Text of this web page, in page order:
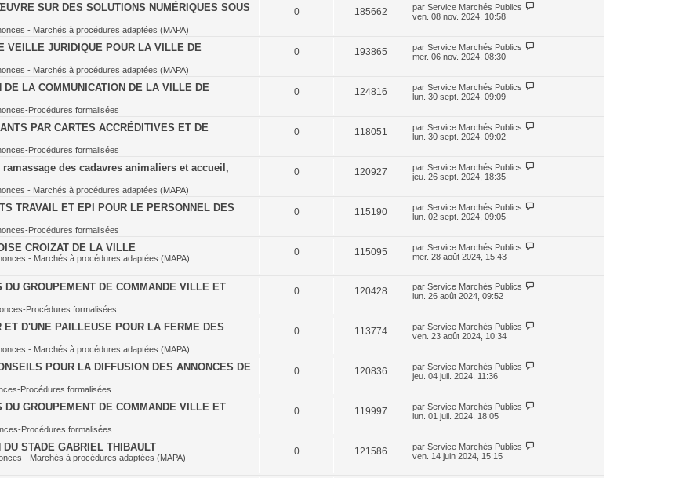
SUR DES SOLUTIONS NUMÉRIQUES SOUS
- Marchés à procédures adaptées (MAPA)
0 185662 par Service Marchés Publics
ven. 08 nov. 2024, 10:58
VEILLE JURIDIQUE POUR LA VILLE DE
- Marchés à procédures adaptées (MAPA)
0 193865 par Service Marchés Publics
mer. 06 nov. 2024, 08:30
LA COMMUNICATION DE LA VILLE DE
Procédures formalisées
0 124816 par Service Marchés Publics
lun. 30 sept. 2024, 09:09
PAR CARTES ACCRÉDITIVES ET DE
Procédures formalisées
0 118051 par Service Marchés Publics
lun. 30 sept. 2024, 09:02
des cadavres animaliers et accueil,
- Marchés à procédures adaptées (MAPA)
0 120927 par Service Marchés Publics
jeu. 26 sept. 2024, 18:35
TRAVAIL ET EPI POUR LE PERSONNEL DES
Procédures formalisées
0 115190 par Service Marchés Publics
lun. 02 sept. 2024, 09:05
CROIZAT DE LA VILLE
- Marchés à procédures adaptées (MAPA)
0 115095 par Service Marchés Publics
mer. 28 août 2024, 15:43
GROUPEMENT DE COMMANDE VILLE ET
Procédures formalisées
0 120428 par Service Marchés Publics
lun. 26 août 2024, 09:52
D'UNE PAILLEUSE POUR LA FERME DES
- Marchés à procédures adaptées (MAPA)
0 113774 par Service Marchés Publics
ven. 23 août 2024, 10:34
POUR LA DIFFUSION DES ANNONCES DE
Procédures formalisées
0 120836 par Service Marchés Publics
jeu. 04 juil. 2024, 11:36
GROUPEMENT DE COMMANDE VILLE ET
Procédures formalisées
0 119997 par Service Marchés Publics
lun. 01 juil. 2024, 18:05
STADE GABRIEL THIBAULT
- Marchés à procédures adaptées (MAPA)
0 121586 par Service Marchés Publics
ven. 14 juin 2024, 15:15